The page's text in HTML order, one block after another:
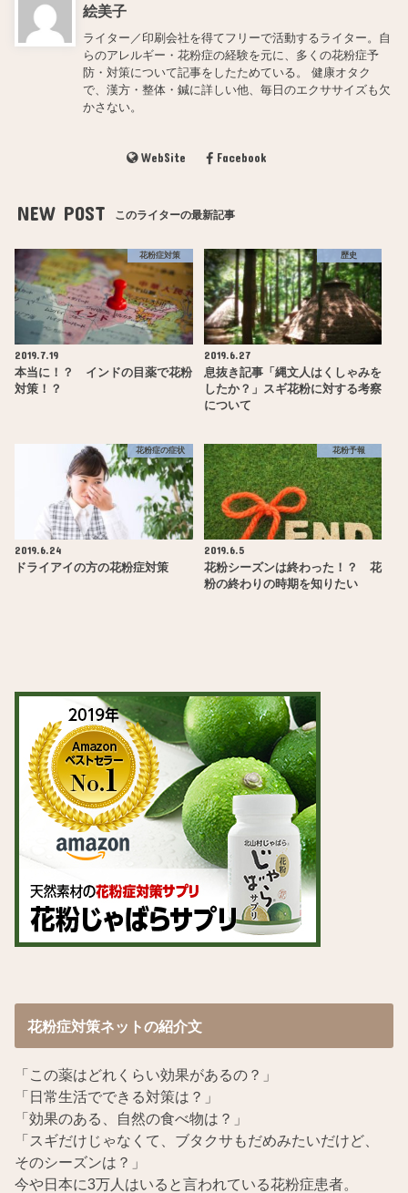
絵美子
ライター／印刷会社を得てフリーで活動するライター。自
らのアレルギー・花粉症の経験を元に、多くの花粉症予
防・対策について記事をしたためている。 健康オタク
で、漢方・整体・鍼に詳しい他、毎日のエクササイズも欠
かさない。
WebSite Facebook
NEW POST このライターの最新記事
花粉症対策
2019.7.19
本当に！？ インドの目薬で花粉
対策！？
歴史
2019.6.27
息抜き記事「縄文人はくしゃみを
したか？」スギ花粉に対する考察
について
花粉症の症状
2019.6.24
ドライアイの方の花粉症対策
花粉予報
2019.6.5
花粉シーズンは終わった！？ 花
粉の終わりの時期を知りたい
花粉症対策ネットの紹介文
「この薬はどれくらい効果があるの？」
「日常生活でできる対策は？」
「効果のある、自然の食べ物は？」
「スギだけじゃなくて、ブタクサもだめみたいだけど、
そのシーズンは？」
今や日本に3万人はいると言われている花粉症患者。